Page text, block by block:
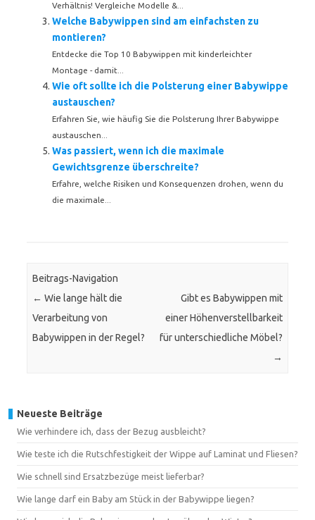
Verhältnis! Vergleiche Modelle &...
Welche Babywippen sind am einfachsten zu
montieren?
Entdecke die Top 10 Babywippen mit kinderleichter
Montage - damit...
Wie oft sollte ich die Polsterung einer Babywippe
austauschen?
Erfahren Sie, wie häufig Sie die Polsterung Ihrer Babywippe
austauschen...
Was passiert, wenn ich die maximale
Gewichtsgrenze überschreite?
Erfahre, welche Risiken und Konsequenzen drohen, wenn du
die maximale...
Beitrags-Navigation
← Wie lange hält die
Verarbeitung von
Babywippen in der Regel?
Gibt es Babywippen mit
einer Höhenverstellbarkeit
für unterschiedliche Möbel?
→
Neueste Beiträge
Wie verhindere ich, dass der Bezug ausbleicht?
Wie teste ich die Rutschfestigkeit der Wippe auf Laminat und Fliesen?
Wie schnell sind Ersatzbezüge meist lieferbar?
Wie lange darf ein Baby am Stück in der Babywippe liegen?